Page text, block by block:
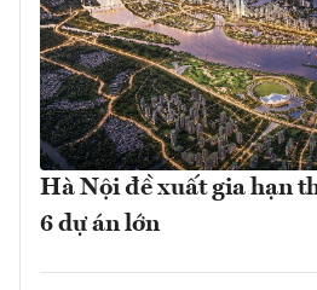
Hà Nội đề xuất gia hạn
6 dự án lớn